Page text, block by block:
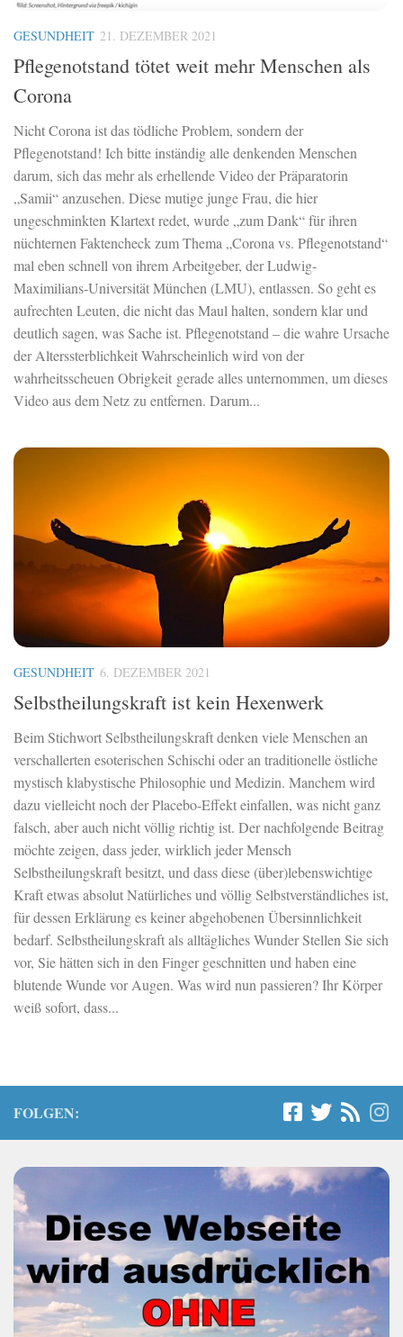
GESUNDHEIT 21. DEZEMBER 2021
Pflegenotstand tötet weit mehr Menschen als
Corona
Nicht Corona ist das tödliche Problem, sondern der
Pflegenotstand! Ich bitte inständig alle denkenden Menschen
darum, sich das mehr als erhellende Video der Präparatorin
„Samii“ anzusehen. Diese mutige junge Frau, die hier
ungeschminkten Klartext redet, wurde „zum Dank“ für ihren
nüchternen Faktencheck zum Thema „Corona vs. Pflegenotstand“
mal eben schnell von ihrem Arbeitgeber, der Ludwig-
Maximilians-Universität München (LMU), entlassen. So geht es
aufrechten Leuten, die nicht das Maul halten, sondern klar und
deutlich sagen, was Sache ist. Pflegenotstand – die wahre Ursache
der Alterssterblichkeit Wahrscheinlich wird von der
wahrheitsscheuen Obrigkeit gerade alles unternommen, um dieses
Video aus dem Netz zu entfernen. Darum...
GESUNDHEIT 6. DEZEMBER 2021
Selbstheilungskraft ist kein Hexenwerk
Beim Stichwort Selbstheilungskraft denken viele Menschen an
verschallerten esoterischen Schischi oder an traditionelle östliche
mystisch klabystische Philosophie und Medizin. Manchem wird
dazu vielleicht noch der Placebo-Effekt einfallen, was nicht ganz
falsch, aber auch nicht völlig richtig ist. Der nachfolgende Beitrag
möchte zeigen, dass jeder, wirklich jeder Mensch
Selbstheilungskraft besitzt, und dass diese (über)lebenswichtige
Kraft etwas absolut Natürliches und völlig Selbstverständliches ist,
für dessen Erklärung es keiner abgehobenen Übersinnlichkeit
bedarf. Selbstheilungskraft als alltägliches Wunder Stellen Sie sich
vor, Sie hätten sich in den Finger geschnitten und haben eine
blutende Wunde vor Augen. Was wird nun passieren? Ihr Körper
weiß sofort, dass...
FOLGEN: